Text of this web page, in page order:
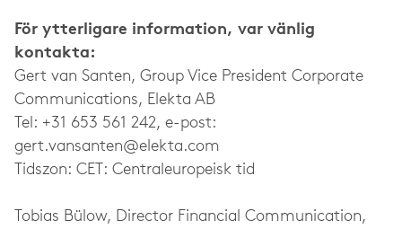
För ytterligare information, var vänlig
kontakta:
Gert van Santen, Group Vice President Corporate
Communications, Elekta AB
Tel: +31 653 561 242, e-post:
gert.vansanten@elekta.com
Tidszon: CET: Centraleuropeisk tid
Tobias Bülow, Director Financial Communication,